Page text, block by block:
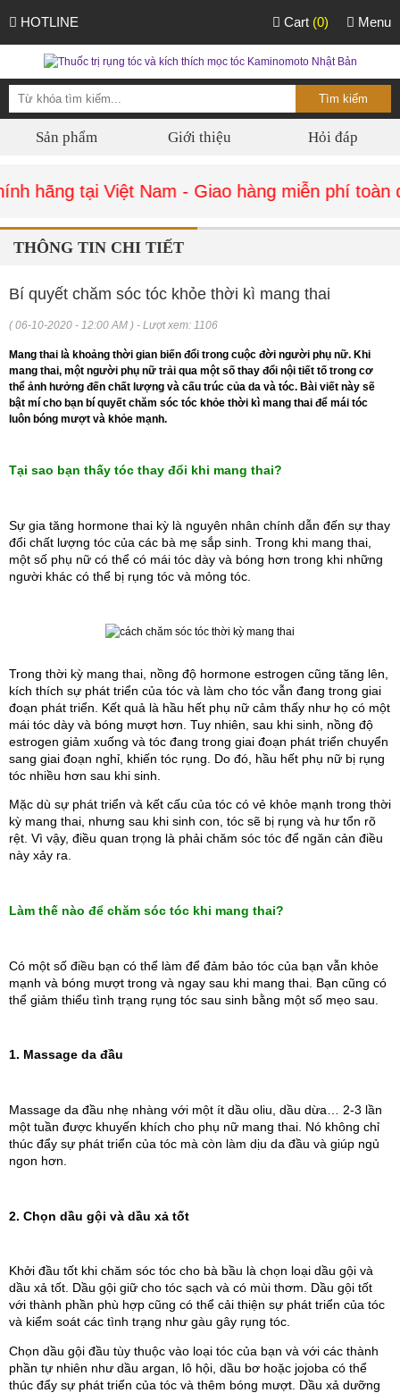
HOTLINE Menu
Cart (0)
Sản phẩm Giới thiệu Hỏi đáp
hãng tại Việt Nam - Giao hàng miễn phí toàn
THÔNG TIN CHI TIẾT
Bí quyết chăm sóc tóc khỏe thời kì mang thai
( 06-10-2020 - 12:00 AM ) - Lượt xem: 1106
Mang thai là khoảng thời gian biến đổi trong cuộc đời người phụ nữ. Khi
mang thai, một người phụ nữ trải qua một số thay đổi nội tiết tố trong cơ
thể ảnh hưởng đến chất lượng và cấu trúc của da và tóc. Bài viết này sẽ
bật mí cho bạn bí quyết chăm sóc tóc khỏe thời kì mang thai để mái tóc
luôn bóng mượt và khỏe mạnh.
Tại sao bạn thấy tóc thay đổi khi mang thai?
Sự gia tăng hormone thai kỳ là nguyên nhân chính dẫn đến sự thay
đổi chất lượng tóc của các bà mẹ sắp sinh. Trong khi mang thai,
một số phụ nữ có thể có mái tóc dày và bóng hơn trong khi những
người khác có thể bị rụng tóc và mỏng tóc.
Trong thời kỳ mang thai, nồng độ hormone estrogen cũng tăng lên,
kích thích sự phát triển của tóc và làm cho tóc vẫn đang trong giai
đoạn phát triển. Kết quả là hầu hết phụ nữ cảm thấy như họ có một
mái tóc dày và bóng mượt hơn. Tuy nhiên, sau khi sinh, nồng độ
estrogen giảm xuống và tóc đang trong giai đoạn phát triển chuyển
sang giai đoạn nghỉ, khiến tóc rụng. Do đó, hầu hết phụ nữ bị rụng
tóc nhiều hơn sau khi sinh.
Mặc dù sự phát triển và kết cấu của tóc có vẻ khỏe mạnh trong thời
kỳ mang thai, nhưng sau khi sinh con, tóc sẽ bị rụng và hư tổn rõ
rệt. Vì vậy, điều quan trọng là phải chăm sóc tóc để ngăn cản điều
này xảy ra.
Làm thế nào để chăm sóc tóc khi mang thai?
Có một số điều bạn có thể làm để đảm bảo tóc của bạn vẫn khỏe
mạnh và bóng mượt trong và ngay sau khi mang thai. Bạn cũng có
thể giảm thiểu tình trạng rụng tóc sau sinh bằng một số mẹo sau.
1. Massage da đầu
Massage da đầu nhẹ nhàng với một ít dầu oliu, dầu dừa… 2-3 lần
một tuần được khuyến khích cho phụ nữ mang thai. Nó không chỉ
thúc đẩy sự phát triển của tóc mà còn làm dịu da đầu và giúp ngủ
ngon hơn.
2. Chọn dầu gội và dầu xả tốt
Khởi đầu tốt khi chăm sóc tóc cho bà bầu là chọn loại dầu gội và
dầu xả tốt. Dầu gội giữ cho tóc sạch và có mùi thơm. Dầu gội tốt
với thành phần phù hợp cũng có thể cải thiện sự phát triển của tóc
và kiểm soát các tình trạng như gàu gây rụng tóc.
Chọn dầu gội đầu tùy thuộc vào loại tóc của bạn và với các thành
phần tự nhiên như dầu argan, lô hội, dầu bơ hoặc jojoba có thể
thúc đẩy sự phát triển của tóc và thêm bóng mượt. Dầu xả dưỡng